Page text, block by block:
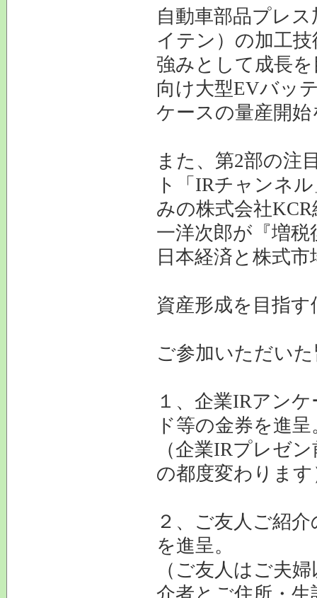
自動車部品プレ
イテン）の加工技
強みとして成長
向け大型EVバッ
ケースの量産開
また、第2部の注
ト「IRチャンネ
みの株式会社
一洋次郎が『増税
日本経済と株式
資産形成を目指
ご参加いただい
１、企業IRアン
ド等の金券を進呈
（企業IRプレゼ
の都度変わります
２、ご友人ご紹
を進呈。
（ご友人はご夫
介者とご住所・生